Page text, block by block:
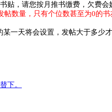
贴，请您按月推书缴费，欠费
帖数量，只有个位数甚至为0的
一天将会设置，发帖大于多少
下。